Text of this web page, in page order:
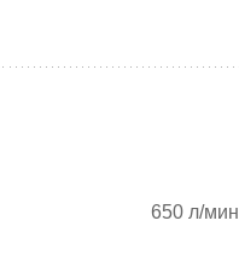
650 л/мин